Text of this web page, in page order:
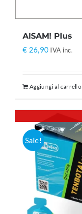
AISAM! Plus
€ 26,90 IVA inc.
Aggiungi al carrello
Sale!